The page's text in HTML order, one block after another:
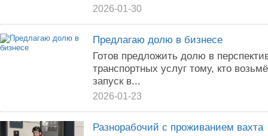
2026-01-30
Предлагаю долю в бизнесе
Готов предложить долю в
транспортных услуг тому, кто
запуск в...
2026-01-23
Разнорабочий с проживанием вахта